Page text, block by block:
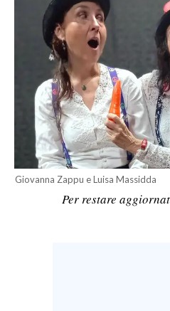
RISULTATI E CLASSIFICHE
CALCIO REGIONALE
BASKET
VOLLEY
MOTORI
TENNIS
ALTRI SPORT
Giovanna Zappu e Luisa Massidda
Per restare